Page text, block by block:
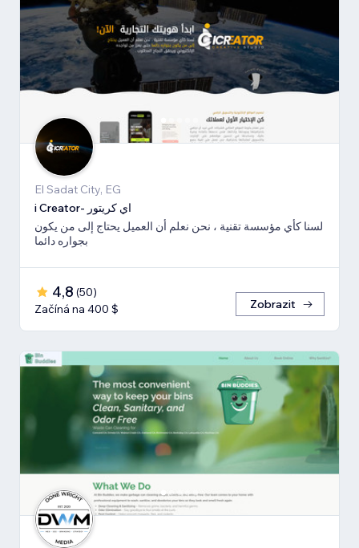
El Sadat City, EG
i Creator- اي كريتور
لسنا كأي مؤسسة تقنية ، نحن نعلم أن العميل يحتاج إلى من يكون
بجواره دائما
4,8 (50)
Začíná na 400 $
Zobrazit